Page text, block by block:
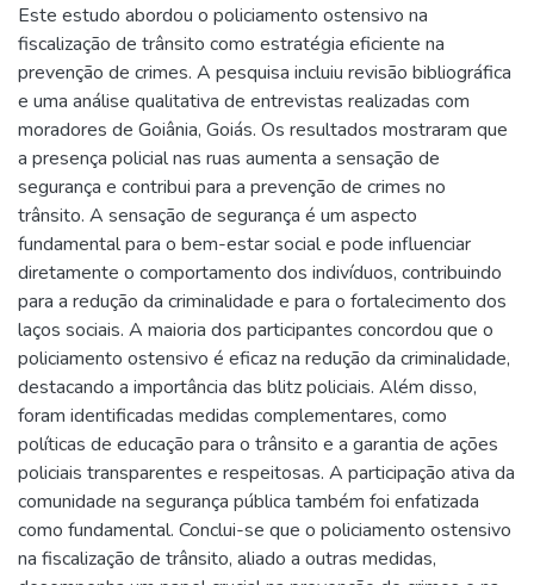
Este estudo abordou o policiamento ostensivo na
fiscalização de trânsito como estratégia eficiente na
prevenção de crimes. A pesquisa incluiu revisão bibliográfica
e uma análise qualitativa de entrevistas realizadas com
moradores de Goiânia, Goiás. Os resultados mostraram que
a presença policial nas ruas aumenta a sensação de
segurança e contribui para a prevenção de crimes no
trânsito. A sensação de segurança é um aspecto
fundamental para o bem-estar social e pode influenciar
diretamente o comportamento dos indivíduos, contribuindo
para a redução da criminalidade e para o fortalecimento dos
laços sociais. A maioria dos participantes concordou que o
policiamento ostensivo é eficaz na redução da criminalidade,
destacando a importância das blitz policiais. Além disso,
foram identificadas medidas complementares, como
políticas de educação para o trânsito e a garantia de ações
policiais transparentes e respeitosas. A participação ativa da
comunidade na segurança pública também foi enfatizada
como fundamental. Conclui-se que o policiamento ostensivo
na fiscalização de trânsito, aliado a outras medidas,